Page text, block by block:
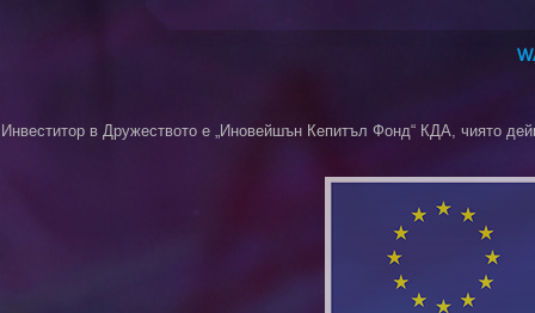
Инвеститор в Дружеството е „Иновейшън Кепитъл Фонд“ КДА, чиято